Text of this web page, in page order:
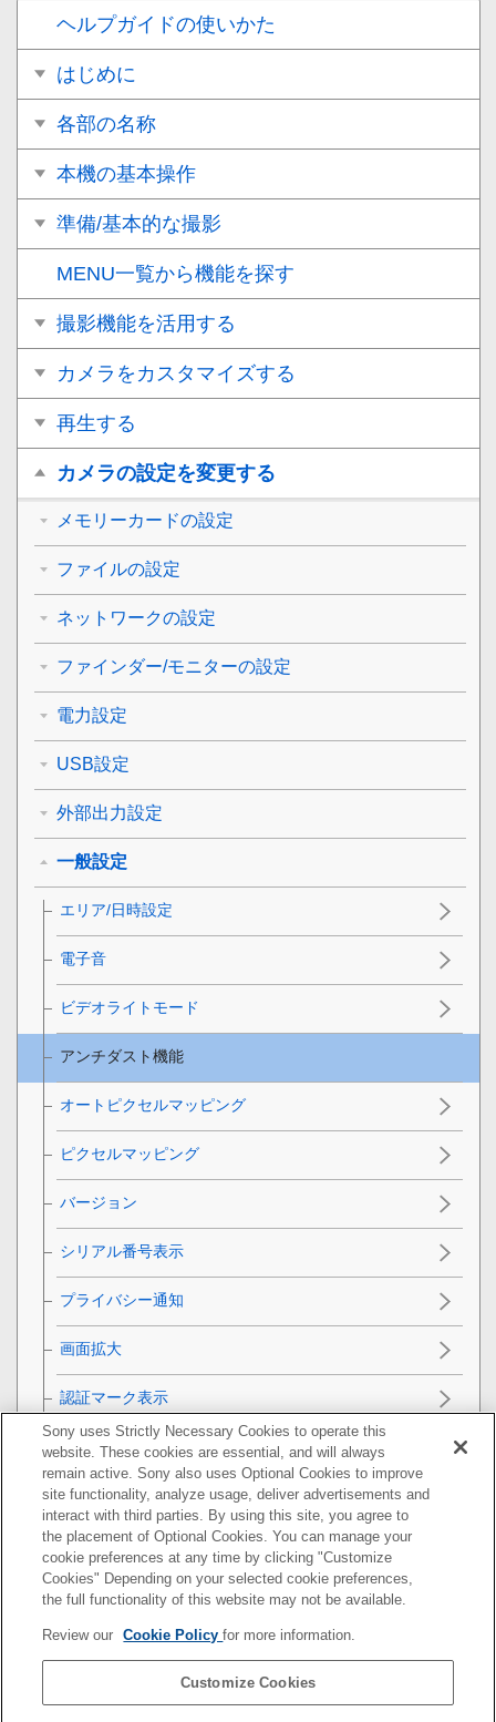
ヘルプガイドの使いかた
はじめに
各部の名称
本機の基本操作
準備/基本的な撮影
MENU一覧から機能を探す
撮影機能を活用する
カメラをカスタマイズする
再生する
カメラの設定を変更する
メモリーカードの設定
ファイルの設定
ネットワークの設定
ファインダー/モニターの設定
電力設定
USB設定
外部出力設定
一般設定
エリア/日時設定
電子音
ビデオライトモード
アンチダスト機能
オートピクセルマッピング
ピクセルマッピング
バージョン
シリアル番号表示
プライバシー通知
画面拡大
認証マーク表示
設定の保存/読込
設定リセット
スマートフォンでできること
パソコンでできること
クラウドサービスを利用する
Sony uses Strictly Necessary Cookies to operate this
website. These cookies are essential, and will always
remain active. Sony also uses Optional Cookies to improve
site functionality, analyze usage, deliver advertisements and
interact with third parties. By using this site, you agree to
the placement of Optional Cookies. You can manage your
cookie preferences at any time by clicking "Customize
Cookies" Depending on your selected cookie preferences,
the full functionality of this website may not be available.
Review our Cookie Policyfor more information.
Customize Cookies